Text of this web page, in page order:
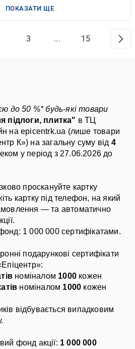
ПОКАЗАТИ ЩЕ
3 ... 15
до 50 %* будь-які товари
підлоги, плитка" в ТЦ
на epicentrk.ua (лише товари
К») на загальну суму від 4
у період з 27.06.2026 до
картку під телефон, на який
— та автоматично
1 000 000 сертифікатами.
подарункові сертифікати
номіналом 1000 кожен
номіналом 1000 кожен
відбувається випадковим
фонд акції: 1 000 000